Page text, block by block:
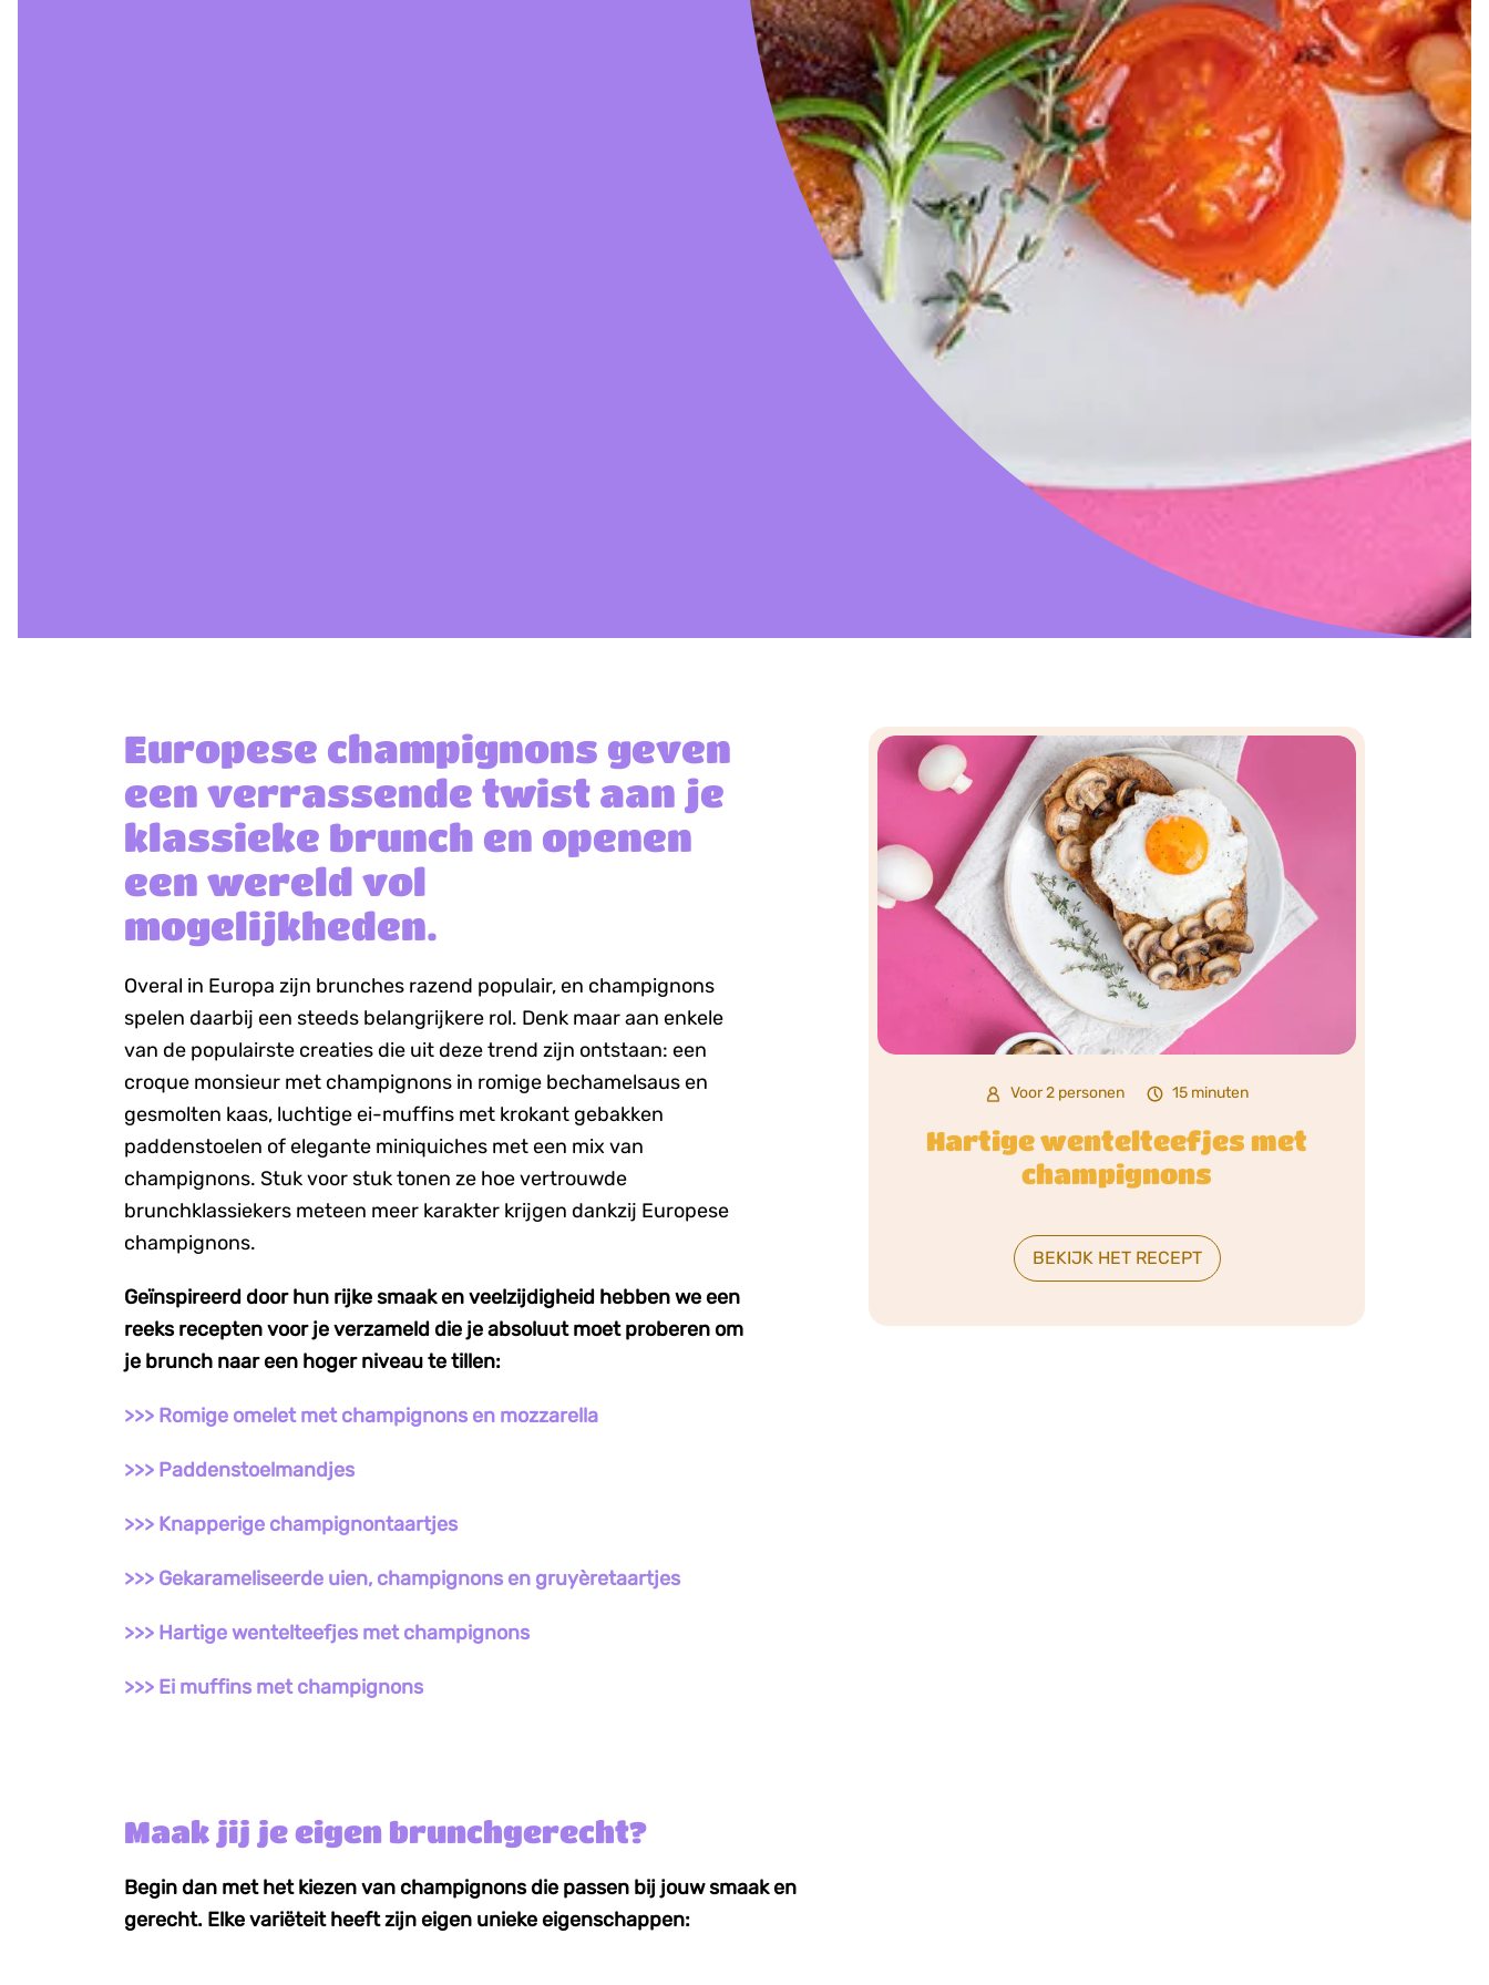
Europese champignons geven
een verrassende twist aan je
klassieke brunch en openen
een wereld vol
mogelijkheden.
Overal in Europa zijn brunches razend populair, en champignons
spelen daarbij een steeds belangrijkere rol. Denk maar aan enkele
van de populairste creaties die uit deze trend zijn ontstaan: een
croque monsieur met champignons in romige bechamelsaus en
gesmolten kaas, luchtige ei-muffins met krokant gebakken
paddenstoelen of elegante miniquiches met een mix van
champignons. Stuk voor stuk tonen ze hoe vertrouwde
brunchklassiekers meteen meer karakter krijgen dankzij Europese
champignons.
Geïnspireerd door hun rijke smaak en veelzijdigheid hebben we een
reeks recepten voor je verzameld die je absoluut moet proberen om
je brunch naar een hoger niveau te tillen:
>>> Romige omelet met champignons en mozzarella
>>> Paddenstoelmandjes
>>> Knapperige champignontaartjes
>>> Gekarameliseerde uien, champignons en gruyèretaartjes
>>> Hartige wentelteefjes met champignons
>>> Ei muffins met champignons
Voor 2 personen 15 minuten
Hartige wentelteefjes met
champignons
BEKIJK HET RECEPT
Maak jij je eigen brunchgerecht?
Begin dan met het kiezen van champignons die passen bij jouw smaak en
gerecht. Elke variëteit heeft zijn eigen unieke eigenschappen: